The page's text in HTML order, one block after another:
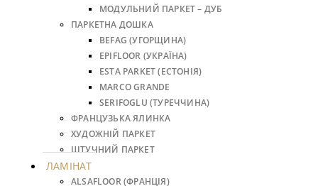
МОДУЛЬНИЙ ПАРКЕТ – ДУБ
ПАРКЕТНА ДОШКА
BEFAG (УГОРЩИНА)
EPIFLOOR (УКРАЇНА)
ESTA PARKET (ЕСТОНІЯ)
MARCO GRANDE
SERIFOGLU (ТУРЕЧЧИНА)
ФРАНЦУЗЬКА ЯЛИНКА
ХУДОЖНІЙ ПАРКЕТ
ШТУЧНИЙ ПАРКЕТ
ЛАМІНАТ
ALSAFLOOR (ФРАНЦІЯ)